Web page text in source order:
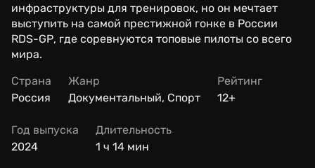
инфраструктуры для тренировок, но он мечтает
выступить на самой престижной гонке в России
RDS-GP, где соревнуются топовые пилоты со всего
мира.
Страна
Россия
Жанр
Документальный, Спорт
Рейтинг
12+
Год выпуска
2024
Длительность
1 ч 14 мин